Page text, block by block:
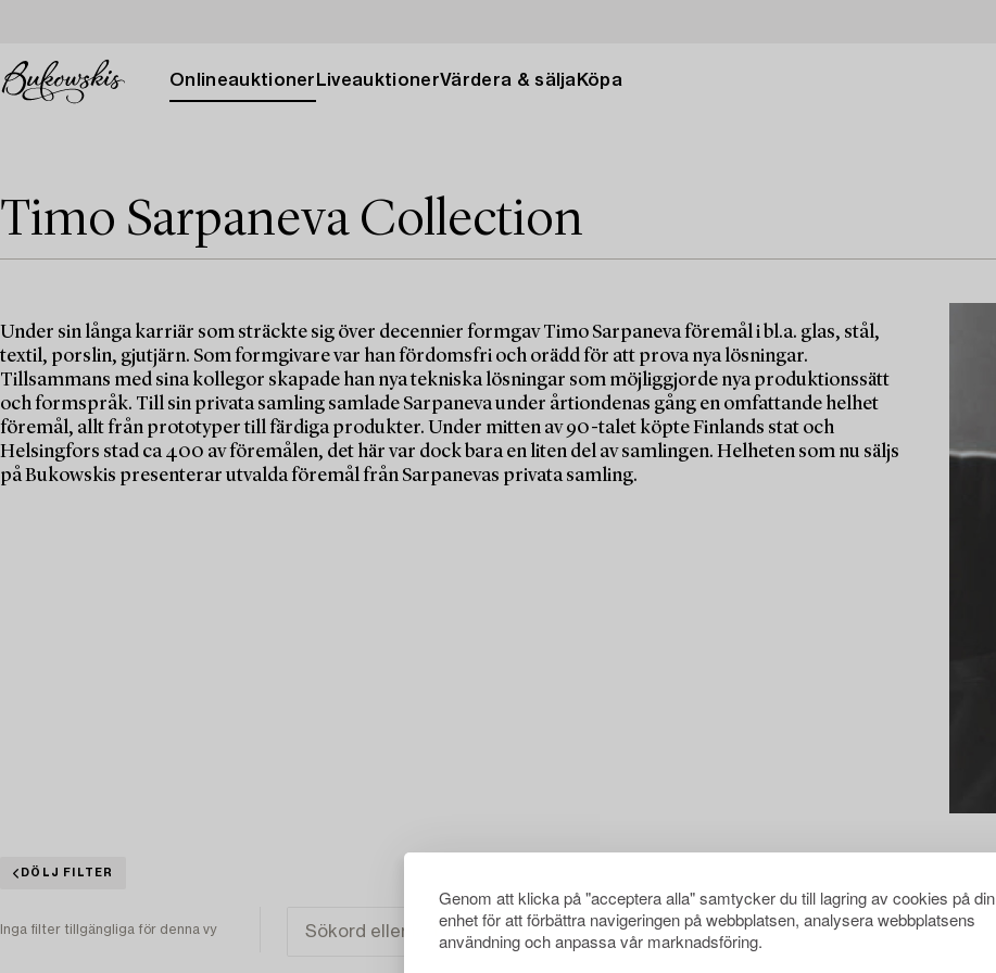
Genom att klicka på "acceptera alla" samtycker du till lagring av cookies på din
enhet för att förbättra navigeringen på webbplatsen, analysera webbplatsens
användning och anpassa vår marknadsföring.
Onlineauktioner LiveauktionerVärdera & sälja Köpa
Timo Sarpaneva Collection
Under sin långa karriär som sträckte sig över decennier formgav Timo Sarpaneva föremål i bl.a. glas, stål,
textil, porslin, gjutjärn. Som formgivare var han fördomsfri och orädd för att prova nya lösningar.
Tillsammans med sina kollegor skapade han nya tekniska lösningar som möjliggjorde nya produktionssätt
och formspråk. Till sin privata samling samlade Sarpaneva under årtiondenas gång en omfattande helhet
föremål, allt från prototyper till färdiga produkter. Under mitten av 90-talet köpte Finlands stat och
Helsingfors stad ca 400 av föremålen, det här var dock bara en liten del av samlingen. Helheten som nu säljs
på Bukowskis presenterar utvalda föremål från Sarpanevas privata samling.
DÖLJ FILTER
Inga filter tillgängliga för denna vy